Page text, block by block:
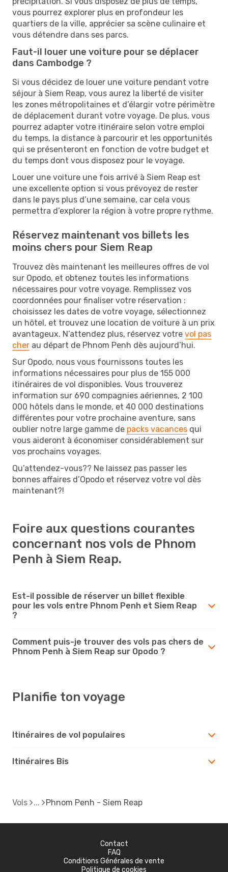
vous pourrez explorer plus en profondeur les
quartiers de la ville, apprécier sa scène culinaire et
vous détendre dans ses parcs.
Faut-il louer une voiture pour se déplacer
dans Cambodge ?
Si vous décidez de louer une voiture pendant votre
séjour à Siem Reap, vous aurez la liberté de visiter
les zones métropolitaines et d’élargir votre périmètre
de déplacement durant votre voyage. De plus, vous
pourrez adapter votre itinéraire selon votre emploi
du temps, la distance à parcourir et les opportunités
qui se présenteront en fonction de votre budget et
du temps dont vous disposez pour le voyage.
Louer une voiture une fois arrivé à Siem Reap est
une excellente option si vous prévoyez de rester
dans le pays plus d’une semaine, car cela vous
permettra d’explorer la région à votre propre rythme.
Réservez maintenant vos billets les
moins chers pour Siem Reap
Trouvez dès maintenant les meilleures offres de vol
sur Opodo, et obtenez toutes les informations
nécessaires pour votre voyage. Remplissez vos
coordonnées pour finaliser votre réservation :
choisissez les dates de votre voyage, sélectionnez
un hôtel, et trouvez une location de voiture à un prix
avantageux. N’attendez plus, réservez votre vol pas
cher au départ de Phnom Penh dès aujourd’hui.
Sur Opodo, nous vous fournissons toutes les
informations nécessaires pour plus de 155 000
itinéraires de vol disponibles. Vous trouverez
information sur 690 compagnies aériennes, 2 100
000 hôtels dans le monde, et 40 000 destinations
différentes pour votre prochaine aventure, sans
oublier notre large gamme de packs vacances qui
vous aideront à économiser considérablement sur
vos prochains voyages.
Qu’attendez-vous?? Ne laissez pas passer les
bonnes affaires d’Opodo et réservez votre vol dès
maintenant?!
Foire aux questions courantes
concernant nos vols de Phnom
Penh à Siem Reap.
Est-il possible de réserver un billet flexible
pour les vols entre Phnom Penh et Siem Reap
?
Comment puis-je trouver des vols pas chers de
Phnom Penh à Siem Reap sur Opodo ?
Planifie ton voyage
Itinéraires de vol populaires
Itinéraires Bis
Vols Phnom Penh - Siem Reap
Contact
FAQ
Conditions Générales de vente
Politique de cookies